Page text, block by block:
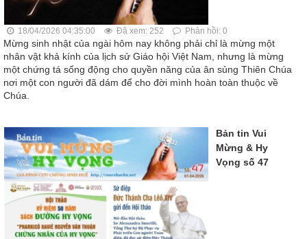
18/04/2026 04:35:00 Đã xem: 252 Phản hồi: 0
Mừng sinh nhật của ngài hôm nay không phải chỉ là mừng một
nhân vật khả kính của lịch sử Giáo hội Việt Nam, nhưng là mừng
một chứng tá sống động cho quyền năng của ân sủng Thiên Chúa
nơi một con người đã dám để cho đời mình hoàn toàn thuộc về
Chúa.
Bản tin Vui
Mừng & Hy
Vọng số 47